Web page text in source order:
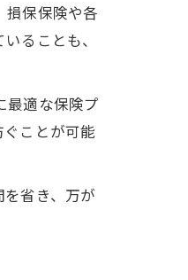
損保保険や各
ることも、
最適な保険プ
ことが可能
省き、万が